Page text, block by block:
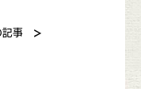
記事 >